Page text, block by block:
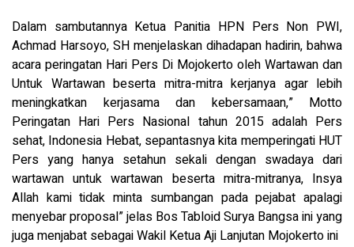
Dalam sambutannya Ketua Panitia HPN Pers Non PWI,
Achmad Harsoyo, SH menjelaskan dihadapan hadirin, bahwa
acara peringatan Hari Pers Di Mojokerto oleh Wartawan dan
Untuk Wartawan beserta mitra-mitra kerjanya agar lebih
meningkatkan kerjasama dan kebersamaan,” Motto
Peringatan Hari Pers Nasional tahun 2015 adalah Pers
sehat, Indonesia Hebat, sepantasnya kita memperingati HUT
Pers yang hanya setahun sekali dengan swadaya dari
wartawan untuk wartawan beserta mitra-mitranya, Insya
Allah kami tidak minta sumbangan pada pejabat apalagi
menyebar proposal” jelas Bos Tabloid Surya Bangsa ini yang
juga menjabat sebagai Wakil Ketua Aji Lanjutan Mojokerto ini